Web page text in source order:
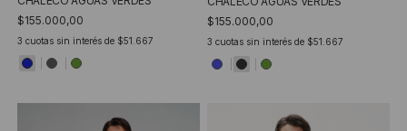
$155.000,00
3 cuotas sin interés de $51.667
$155.000,00
3 cuotas sin interés de $51.667